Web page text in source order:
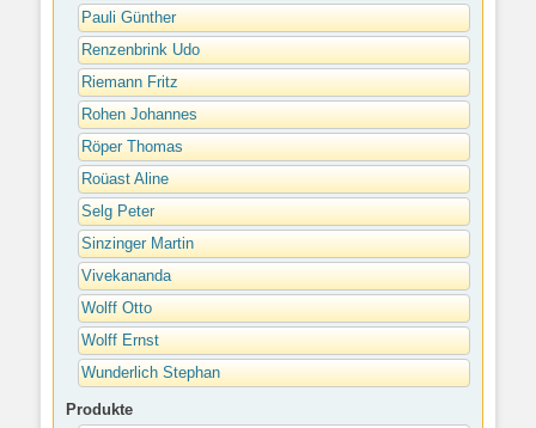
Pauli Günther
Renzenbrink Udo
Riemann Fritz
Rohen Johannes
Röper Thomas
Roüast Aline
Selg Peter
Sinzinger Martin
Vivekananda
Wolff Otto
Wolff Ernst
Wunderlich Stephan
Produkte